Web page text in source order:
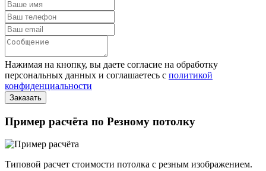
Нажимая на кнопку, вы даете согласие на обработку
персональных данных и соглашаетесь с политикой
конфиденциальности
Пример расчёта по Резному потолку
Типовой расчет стоимости потолка с резным изображением.